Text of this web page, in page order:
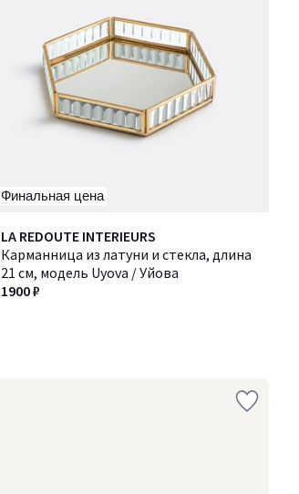
Финальная цена
LA REDOUTE INTERIEURS
Карманница из латуни и стекла, длина
21 см, модель Uyova / Уйова
1900 ₽